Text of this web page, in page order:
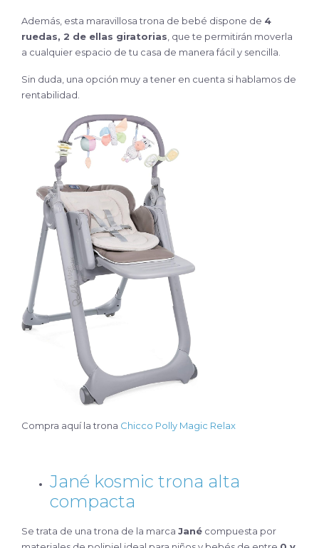
Además, esta maravillosa trona de bebé dispone de 4
ruedas, 2 de ellas giratorias , que te permitirán moverla
a cualquier espacio de tu casa de manera fácil y sencilla.
Sin duda, una opción muy a tener en cuenta si hablamos de
rentabilidad.
Compra aquí la trona Chicco Polly Magic Relax
Jané kosmic trona alta
compacta
Se trata de una trona de la marca Jané compuesta por